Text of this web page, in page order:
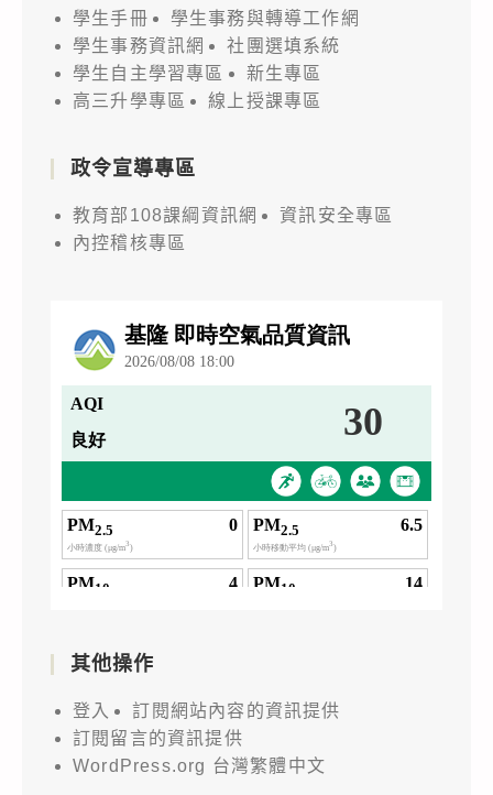
學生手冊
學生事務與轉導工作網
學生事務資訊網
社團選填系統
學生自主學習專區
新生專區
高三升學專區
線上授課專區
政令宣導專區
教育部108課綱資訊網
資訊安全專區
內控稽核專區
其他操作
登入
訂閱網站內容的資訊提供
訂閱留言的資訊提供
WordPress.org 台灣繁體中文